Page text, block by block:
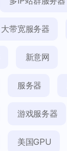
大带宽服务器
新意网
服务器
游戏服务器
美国GPU